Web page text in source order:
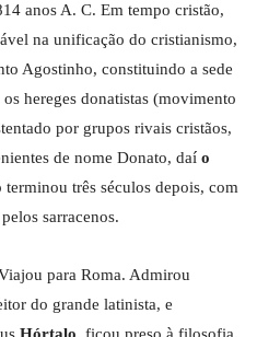
anos A. C. Em tempo cristão,
na unificação do cristianismo,
Agostinho, constituindo a sede
hereges donatistas (movimento
por grupos rivais cristãos,
de nome Donato, daí o
terminou três séculos depois, com
sarracenos.
para Roma. Admirou
do grande latinista, e